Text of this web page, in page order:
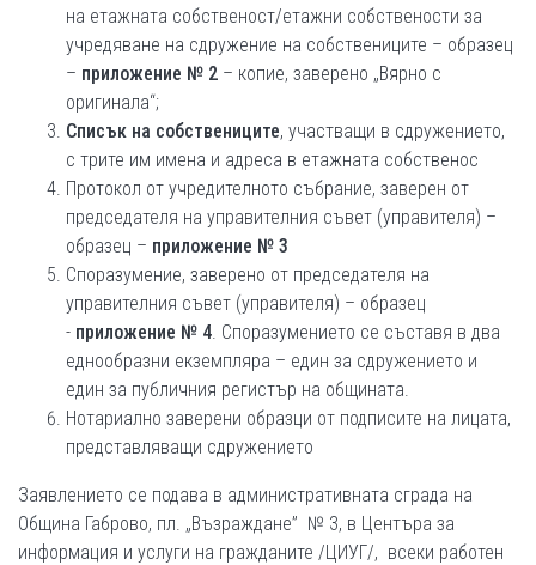
на етажната собственост/етажни собствености за
учредяване на сдружение на собствениците – образец
– приложение № 2 – копие, заверено „Вярно с
оригинала“;
Списък на собствениците, участващи в сдружението,
с трите им имена и адреса в етажната собственос
Протокол от учредителното събрание, заверен от
председателя на управителния съвет (управителя) –
образец – приложение № 3
Споразумение, заверено от председателя на
управителния съвет (управителя) – образец
- приложение № 4. Споразумението се съставя в два
еднообразни екземпляра – един за сдружението и
един за публичния регистър на общината.
Нотариално заверени образци от подписите на лицата,
представляващи сдружението
Заявлението се подава в административната сграда на
Община Габрово, пл. „Възраждане” № 3, в Центъра за
информация и услуги на гражданите /ЦИУГ/, всеки работен